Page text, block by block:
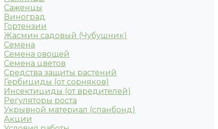
Саженцы
Виноград
Гортензии
Жасмин садовый (Чубушник)
Семена
Семена овощей
Семена цветов
Средства защиты растений
Гербициды (от сорняков)
Инсектициды (от вредителей)
Регуляторы роста
Укрывной материал (спанбонд)
Акции